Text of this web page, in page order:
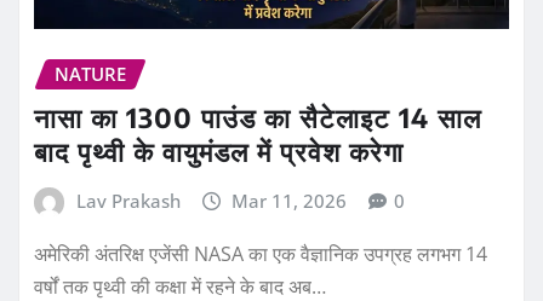
NATURE
नासा का 1300 पाउंड का सैटेलाइट 14 साल
बाद पृथ्वी के वायुमंडल में प्रवेश करेगा
Lav Prakash Mar 11, 2026 0
अमेरिकी अंतरिक्ष एजेंसी NASA का एक वैज्ञानिक उपग्रह लगभग 14
वर्षों तक पृथ्वी की कक्षा में रहने के बाद अब…